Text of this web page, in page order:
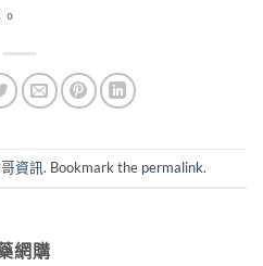
資訊. Bookmark the permalink.
網購